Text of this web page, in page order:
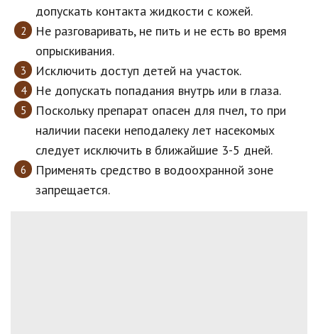
допускать контакта жидкости с кожей.
Не разговаривать, не пить и не есть во время
опрыскивания.
Исключить доступ детей на участок.
Не допускать попадания внутрь или в глаза.
Поскольку препарат опасен для пчел, то при
наличии пасеки неподалеку лет насекомых
следует исключить в ближайшие 3-5 дней.
Применять средство в водоохранной зоне
запрещается.